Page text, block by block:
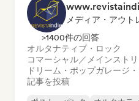
メディア・アウト
>1400件の回答
オルタナティブ・ロック
コマーシャル／メインスト
ドリーム・ポップガレージ
記事を投稿